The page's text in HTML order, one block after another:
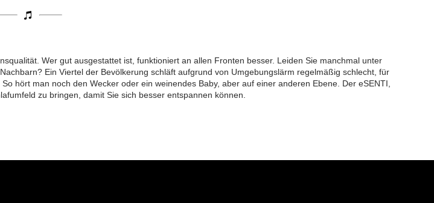
Wer gut ausgestattet ist, funktioniert an allen Fronten besser. Leiden Sie manchmal unter
Ein Viertel der Bevölkerung schläft aufgrund von Umgebungslärm regelmäßig schlecht, für
hört man noch den Wecker oder ein weinendes Baby, aber auf einer anderen Ebene. Der eSENTI,
zu bringen, damit Sie sich besser entspannen können.